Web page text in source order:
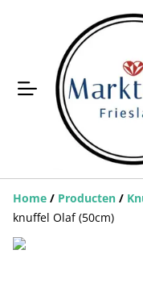
Home / Producten /
knuffel Olaf (50cm)